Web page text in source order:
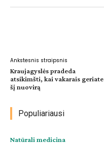
Ankstesnis straipsnis
Kraujagyslės pradeda
atsikimšti, kai vakarais geriate
šį nuovirą
Populiariausi
Natūrali medicina